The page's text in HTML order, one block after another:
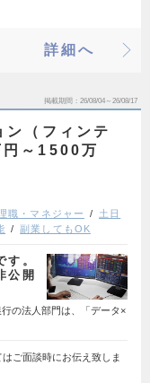
詳細へ
掲載期間 26/08/04～26/08/17
ン（フィンテ
～1500万
職・マネジャー
土日
副業してもOK
。
公開
の法人部門は、「データ×
ご面談時にお伝え致しま